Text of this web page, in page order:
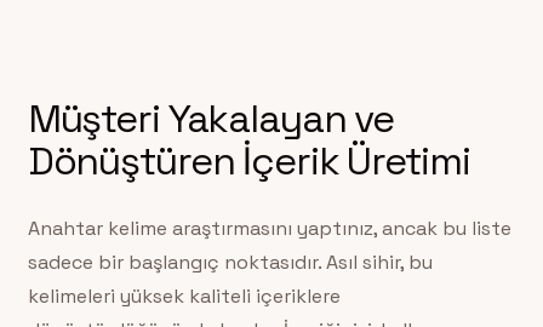
Müşteri Yakalayan ve
Dönüştüren İçerik Üretimi
Anahtar kelime araştırmasını yaptınız, ancak bu liste
sadece bir başlangıç noktasıdır. Asıl sihir, bu
kelimeleri yüksek kaliteli içeriklere